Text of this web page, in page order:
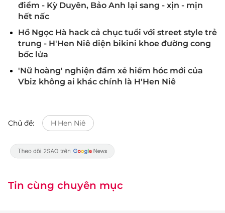
điểm - Kỳ Duyên, Bảo Anh lại sang - xịn - mịn
hết nấc
Hồ Ngọc Hà hack cả chục tuổi với street style trẻ
trung - H'Hen Niê diện bikini khoe đường cong
bốc lửa
'Nữ hoàng' nghiện đầm xẻ hiểm hóc mới của
Vbiz không ai khác chính là H'Hen Niê
Chủ đề: H'Hen Niê
Tin cùng chuyên mục